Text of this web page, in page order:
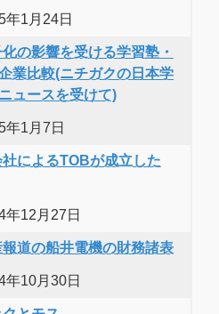
年1月24日
の影響を受ける学習塾・
業比較(ニチガクの日本学
ュースを受けて)
年1月7日
によるTOBが成立した
年12月27日
道の船井電機の財務諸表
年10月30日